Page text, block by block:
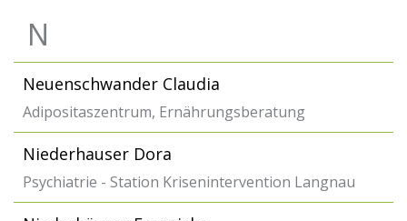
N
Neuenschwander Claudia
Adipositaszentrum, Ernährungsberatung
Niederhauser Dora
Psychiatrie - Station Krisenintervention Langnau